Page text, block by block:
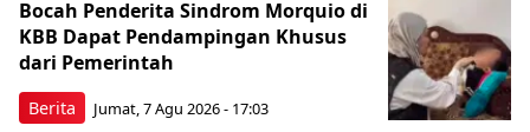
Berita
Bocah Penderita Sindrom Morquio di
KBB Dapat Pendampingan Khusus
dari Pemerintah
Jumat, 7 Agu 2026 - 17:03